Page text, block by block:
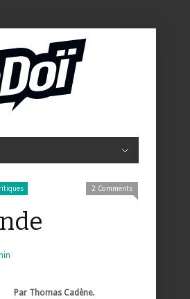
2 Comments
Par Thomas Cadène.